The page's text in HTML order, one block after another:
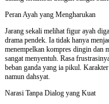
Peran Ayah yang Mengharukan
Jarang sekali melihat figur ayah
drama pendek. Ia tidak hanya
menempelkan kompres dingin dan
sangat menyentuh. Rasa
beban ganda yang ia pikul.
namun dahsyat.
Narasi Tanpa Dialog yang Kuat